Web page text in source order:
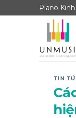
to
Piano
TIN